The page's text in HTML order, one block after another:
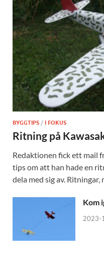
BYGGTIPS / I FOKUS
Ritning på
Redaktionen fick ett mail
tips om att han hade en
dela med sig av.
Kom
2023-